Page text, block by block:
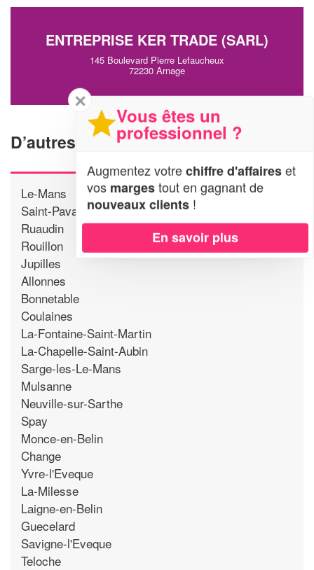
ENTREPRISE KER TRADE (SARL)
145 Boulevard Pierre Lefaucheux
72230 Arnage
D’autres agences proche d'Arnage
Le-Mans
Saint-Pavace
Ruaudin
Rouillon
Jupilles
Allonnes
Bonnetable
Coulaines
La-Fontaine-Saint-Martin
La-Chapelle-Saint-Aubin
Sarge-les-Le-Mans
Mulsanne
Neuville-sur-Sarthe
Spay
Monce-en-Belin
Change
Yvre-l'Eveque
La-Milesse
Laigne-en-Belin
Guecelard
Savigne-l'Eveque
Teloche
✕
Vous êtes un
professionnel ?
Augmentez votrechiffre d'affaireset
vos margestout en gagnant de
nouveaux clients !
En savoir plus